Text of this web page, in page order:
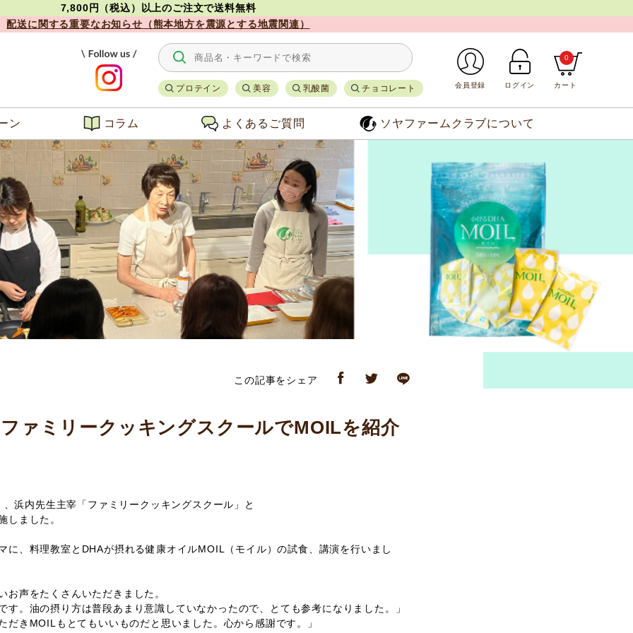
7,800円（税込）以上のご注文で送料無料
配送に関する重要なお知らせ（熊本地方を震源とする地震関連）
プロテイン 美容 乳酸菌 チョコレート 会員登録 ログイン カート
0
ン コラム よくあるご質問 ソヤファームクラブについて
この記事をシェア
ァミリークッキングスクールでMOILを紹介
浜内先生主宰「ファミリークッキングスクール」と
しました。
に、料理教室とDHAが摂れる健康オイルMOIL（モイル）の試食、講演を行いまし
お声をたくさんいただきました。
す。油の摂り方は普段あまり意識していなかったので、とても参考になりました。」
だきMOILもとてもいいものだと思いました。心から感謝です。」